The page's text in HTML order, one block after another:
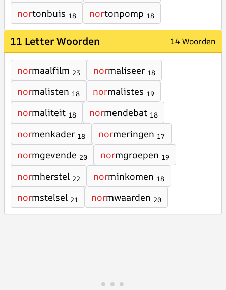
nortonbuis 18 nortonpomp 18
11 Letter Woorden 14 Woorden
normaalfilm 23 normaliseer 18
normalisten 18 normalistes 19
normaliteit 18 normendebat 18
normenkader 18 normeringen 17
normgevende 20 normgroepen 19
normherstel 22 norminkomen 18
normstelsel 21 normwaarden 20